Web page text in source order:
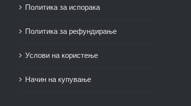
Политика за испорака
Политика за рефундирање
Услови на користење
Начин на купување